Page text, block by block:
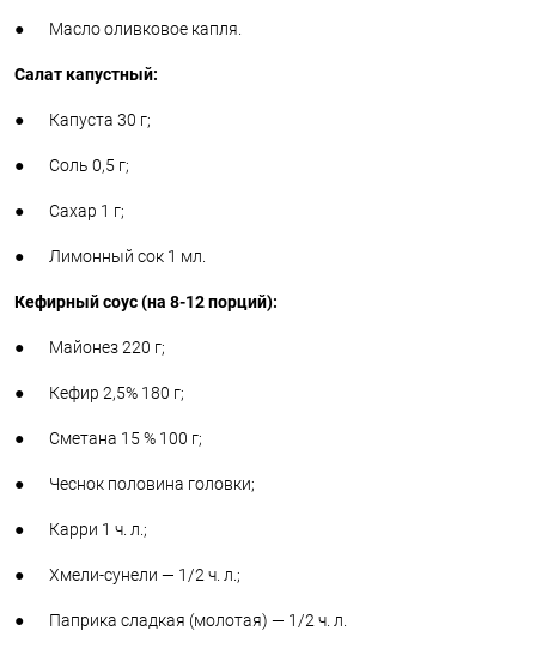
● Масло оливковое капля.
Салат капустный:
● Капуста 30 г;
● Соль 0,5 г;
● Сахар 1 г;
● Лимонный сок 1 мл.
Кефирный соус (на 8-12 порций):
● Майонез 220 г;
● Кефир 2,5% 180 г;
● Сметана 15 % 100 г;
● Чеснок половина головки;
● Карри 1 ч. л.;
● Хмели-сунели — 1/2 ч. л.;
● Паприка сладкая (молотая) — 1/2 ч. л.